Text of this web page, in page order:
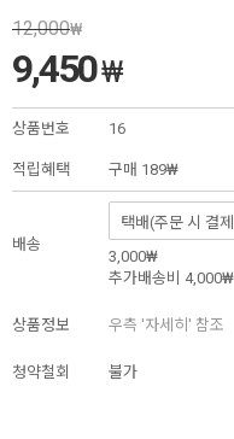
12,000₩
9,450₩
상품번호 16
적립혜택 구매 189₩
배송
3,000₩
추가배송비
상품정보 우측 '자세히' 참조
청약철회 불가